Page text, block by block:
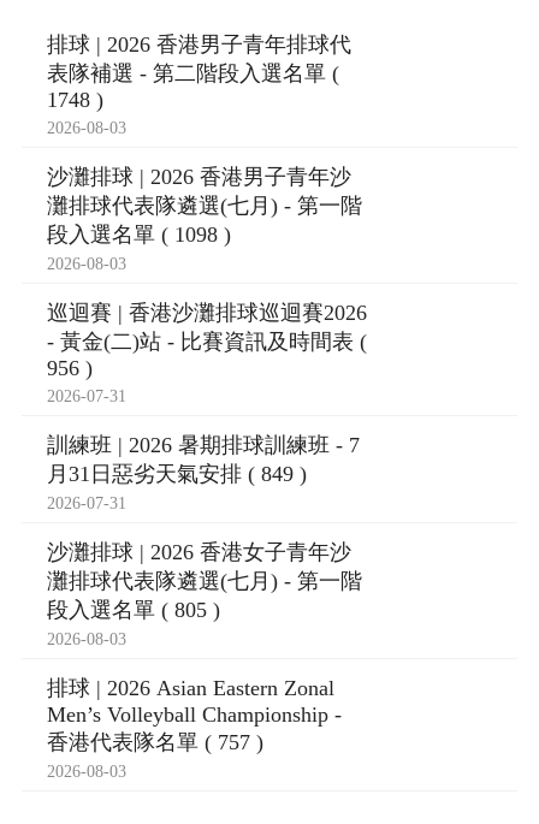
排球 | 2026 香港男子青年排球代
表隊補選 - 第二階段入選名單 (
1748 )
2026-08-03
沙灘排球 | 2026 香港男子青年沙
灘排球代表隊遴選(七月) - 第一階
段入選名單 ( 1098 )
2026-08-03
巡迴賽 | 香港沙灘排球巡迴賽2026
- 黃金(二)站 - 比賽資訊及時間表 (
956 )
2026-07-31
訓練班 | 2026 暑期排球訓練班 - 7
月31日惡劣天氣安排 ( 849 )
2026-07-31
沙灘排球 | 2026 香港女子青年沙
灘排球代表隊遴選(七月) - 第一階
段入選名單 ( 805 )
2026-08-03
排球 | 2026 Asian Eastern Zonal
Men’s Volleyball Championship -
香港代表隊名單 ( 757 )
2026-08-03